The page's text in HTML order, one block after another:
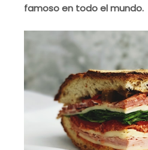
famoso en todo el mundo.